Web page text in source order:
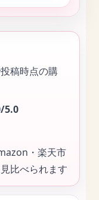
稿時点の購
5.0
・楽天市
比べられます